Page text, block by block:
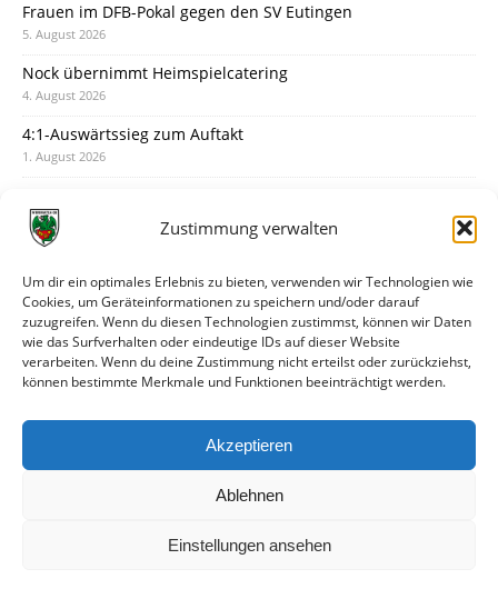
Zustimmung verwalten
Um dir ein optimales Erlebnis zu bieten, verwenden wir Technologien wie
Cookies, um Geräteinformationen zu speichern und/oder darauf
zuzugreifen. Wenn du diesen Technologien zustimmst, können wir Daten
wie das Surfverhalten oder eindeutige IDs auf dieser Website
verarbeiten. Wenn du deine Zustimmung nicht erteilst oder zurückziehst,
können bestimmte Merkmale und Funktionen beeinträchtigt werden.
Akzeptieren
Ablehnen
Einstellungen ansehen
Frauen im DFB-Pokal gegen den SV Eutingen
5. August 2026
Nock übernimmt Heimspielcatering
4. August 2026
4:1-Auswärtssieg zum Auftakt
1. August 2026
31. Juli 2026
30. Juli 2026
Deine Spielminute: 89+1
28. Juli 2026
Neuer Rückensponsor
Neue Podcast-Folge: So tickt Björn!
27. Juli 2026